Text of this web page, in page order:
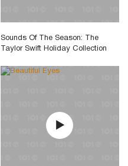
Sounds Of The Season: The
Taylor Swift Holiday Collection